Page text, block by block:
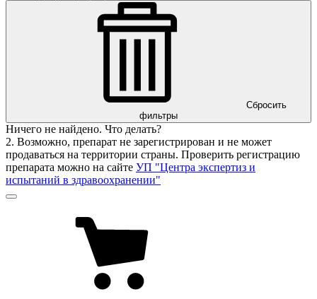
Сбросить
фильтры
Ничего не найдено. Что делать?
2. Возможно, препарат не зарегистрирован и не может
продаваться на территории страны. Проверить регистрацию
препарата можно на сайте УП "Центра экспертиз и
испытаний в здравоохранении"